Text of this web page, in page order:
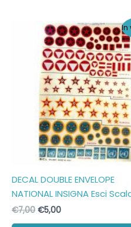
In
DECAL DOUBLE ENVELOPE
NATIONAL INSIGNA Esci
€7,00 Il
€5,00Il